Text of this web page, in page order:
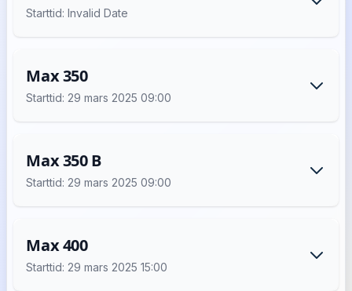
Starttid: Invalid Date
Max 350
Starttid: 29 mars 2025 09:00
Max 350 B
Starttid: 29 mars 2025 09:00
Max 400
Starttid: 29 mars 2025 15:00